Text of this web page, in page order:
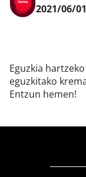
2021/06/
Eguzkia
eguzkitako
Entzun hemen!